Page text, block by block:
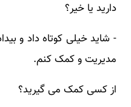
دارید یا خیر؟
- شاید خیلی کوتاه داد و
مدیریت و کمک کنم.
از کسی کمک می گیرید؟